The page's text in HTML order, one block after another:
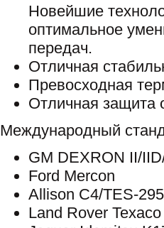
Новейшие
оптимальное
передач.
Отличная
Превосходная
Отличная защита
Международный
GM DEXRON II/
Ford Mercon
Allison C4/TES-
Land Rover